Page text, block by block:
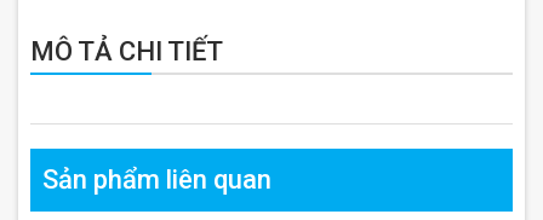
MÔ TẢ CHI TIẾT
Sản phẩm liên quan